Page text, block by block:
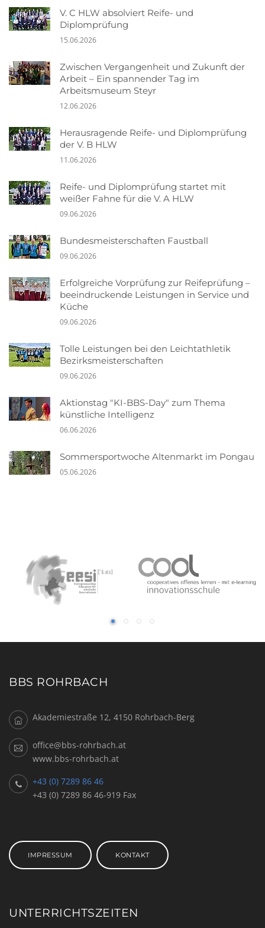
V. C HLW absolviert Reife- und
Diplomprüfung
15.06.2026
Zwischen Vergangenheit und Zukunft der
Arbeit – Ein spannender Tag im
Arbeitsmuseum Steyr
12.06.2026
Herausragende Reife- und Diplomprüfung
der V. B HLW
11.06.2026
Reife- und Diplomprüfung startet mit
weißer Fahne für die V. A HLW
09.06.2026
Bundesmeisterschaften Faustball
09.06.2026
Erfolgreiche Vorprüfung zur Reifeprüfung –
beeindruckende Leistungen in Service und
Küche
09.06.2026
Tolle Leistungen bei den Leichtathletik
Bezirksmeisterschaften
09.06.2026
Aktionstag "KI-BBS-Day" zum Thema
künstliche Intelligenz
06.06.2026
Sommersportwoche Altenmarkt im Pongau
05.06.2026
BBS ROHRBACH
Akademiestraße 12, 4150 Rohrbach-Berg
office@bbs-rohrbach.at
www.bbs-rohrbach.at
+43 (0) 7289 86 46
+43 (0) 7289 86 46-919 Fax
IMPRESSUM KONTAKT
UNTERRICHTSZEITEN